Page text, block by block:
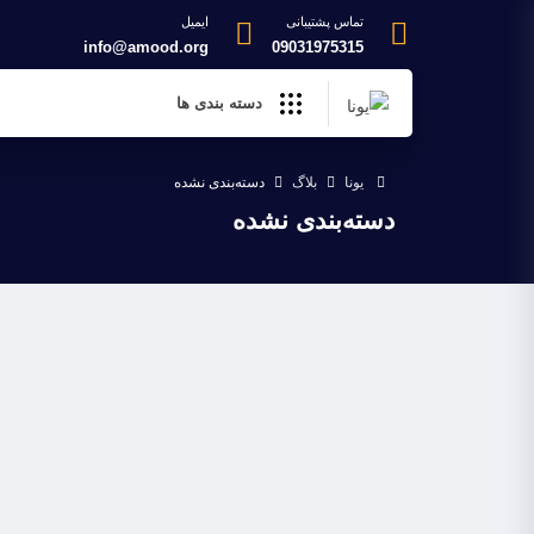
تماس پشتیبانی
09031975315
ایمیل
info@amood.org
دسته بندی ها
يونا بلاگ دسته‌بندی نشده
دسته‌بندی نشده